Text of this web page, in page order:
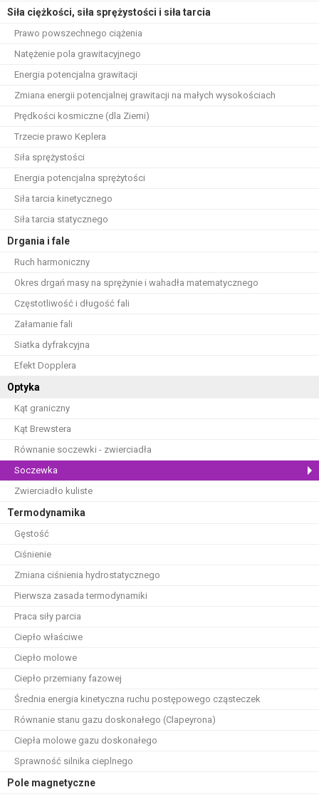
Siła ciężkości, siła sprężystości i siła tarcia
Prawo powszechnego ciążenia
Natężenie pola grawitacyjnego
Energia potencjalna grawitacji
Zmiana energii potencjalnej grawitacji na małych wysokościach
Prędkości kosmiczne (dla Ziemi)
Trzecie prawo Keplera
Siła sprężystości
Energia potencjalna sprężytości
Siła tarcia kinetycznego
Siła tarcia statycznego
Drgania i fale
Ruch harmoniczny
Okres drgań masy na sprężynie i wahadła matematycznego
Częstotliwość i długość fali
Załamanie fali
Siatka dyfrakcyjna
Efekt Dopplera
Optyka
Kąt graniczny
Kąt Brewstera
Równanie soczewki - zwierciadła
Soczewka
Zwierciadło kuliste
Termodynamika
Gęstość
Ciśnienie
Zmiana ciśnienia hydrostatycznego
Pierwsza zasada termodynamiki
Praca siły parcia
Ciepło właściwe
Ciepło molowe
Ciepło przemiany fazowej
Średnia energia kinetyczna ruchu postępowego cząsteczek
Równanie stanu gazu doskonałego (Clapeyrona)
Ciepła molowe gazu doskonałego
Sprawność silnika cieplnego
Pole magnetyczne